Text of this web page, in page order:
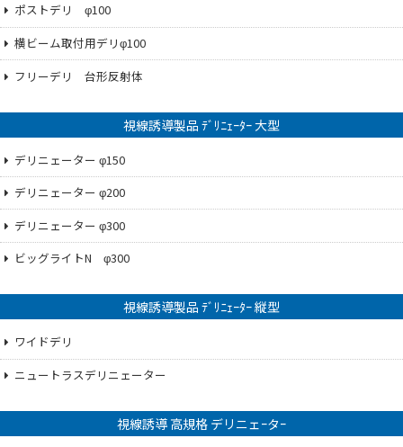
ポストデリ φ100
横ビーム取付用デリφ100
フリーデリ 台形反射体
視線誘導製品 ﾃﾞﾘﾆｪｰﾀｰ 大型
デリニェーター φ150
デリニェーター φ200
デリニェーター φ300
ビッグライトN φ300
視線誘導製品 ﾃﾞﾘﾆｪｰﾀｰ 縦型
ワイドデリ
ニュートラスデリニェーター
視線誘導 高規格 デリニェｰタｰ